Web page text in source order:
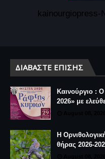
kainourgiopress-
ΔΙΑΒΆΣΤΕ ΕΠΊΣΗΣ
Καινούργιο :
2026» με
Η
θήρας 2026-